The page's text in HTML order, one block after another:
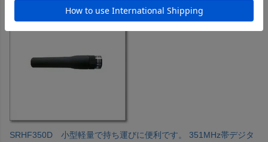
SRHF350D 小型軽量で持ち運びに便利です。 351MHz帯デジタ